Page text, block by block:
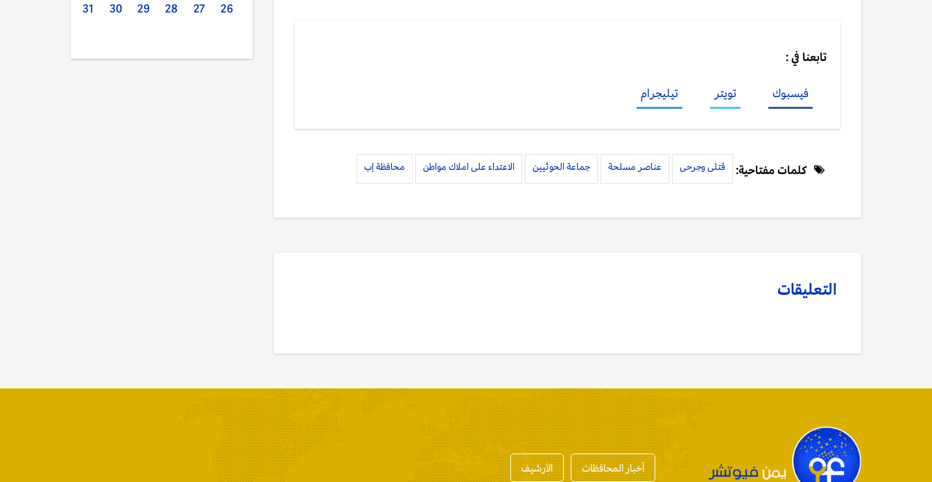
تابعنا في :
فيسبوك تويتر تيليجرام
كلمات مفتاحية: قتلى وجرحى عناصر مسلحة جماعة الحوثيين الاعتداء على املاك مواطن محافظة إب
التعليقات
26
27
28
29
30
31
أخبار المحافظات الأرشيف